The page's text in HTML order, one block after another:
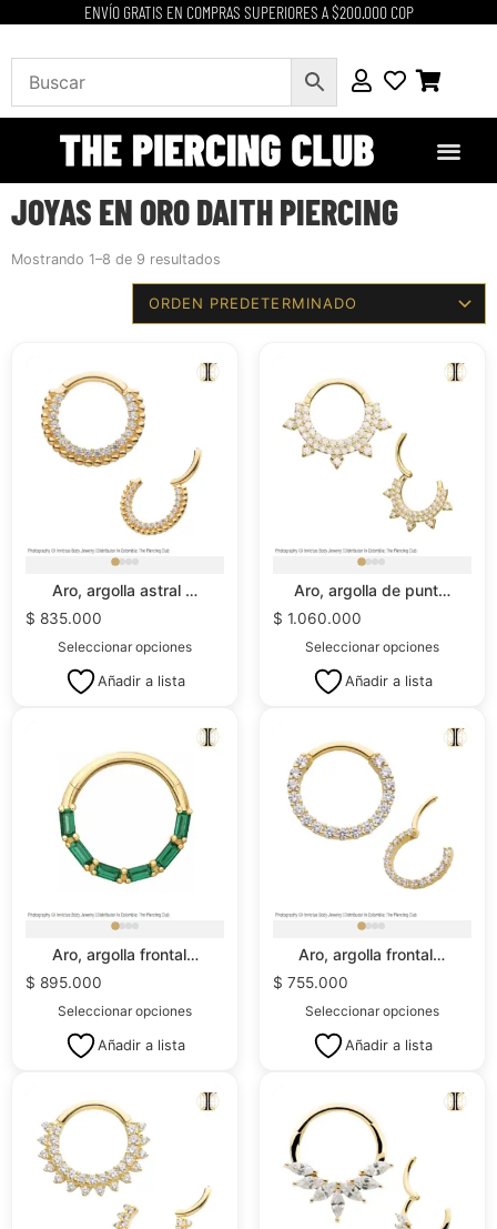
ENVÍO GRATIS EN COMPRAS SUPERIORES A $200.000 COP
JOYAS EN ORO DAITH PIERCING
Mostrando 1–8 de 9 resultados
Aro, argolla astral …
$ 835.000
Seleccionar opciones
Añadir a lista
Aro, argolla de punt…
$ 1.060.000
Seleccionar opciones
Añadir a lista
Aro, argolla frontal…
$ 895.000
Seleccionar opciones
Añadir a lista
Aro, argolla frontal…
$ 755.000
Seleccionar opciones
Añadir a lista